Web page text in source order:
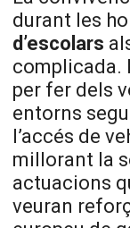
durant les
d’escolars
complicada.
per fer dels
entorns
l’accés de
millorant la
actuacions
veuran